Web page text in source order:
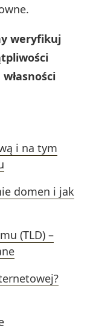
weryfikuj
i na tym
domen i jak
(TLD) –